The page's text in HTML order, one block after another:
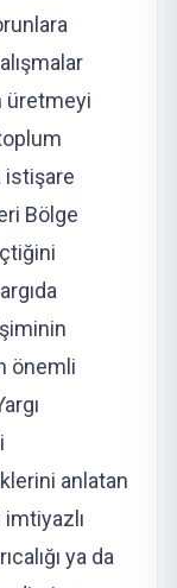
üretmeyi
istişare
Bölge
önemli
anlatan
ya da